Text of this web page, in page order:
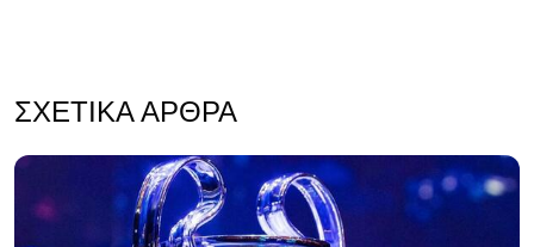
ΣΧΕΤΙΚΆ ΆΡΘΡΑ